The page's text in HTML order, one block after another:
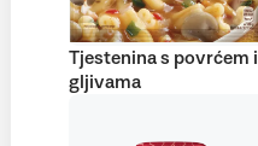
Tjestenina s povrćem i
gljivama